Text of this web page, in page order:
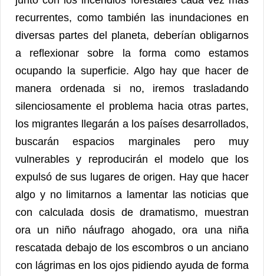
recurrentes, como también las inundaciones en
diversas partes del planeta, deberían obligarnos
a reflexionar sobre la forma como estamos
ocupando la superficie. Algo hay que hacer de
manera ordenada si no, iremos trasladando
silenciosamente el problema hacia otras partes,
los migrantes llegarán a los países desarrollados,
buscarán espacios marginales pero muy
vulnerables y reproducirán el modelo que los
expulsó de sus lugares de origen. Hay que hacer
algo y no limitarnos a lamentar las noticias que
con calculada dosis de dramatismo, muestran
ora un niño náufrago ahogado, ora una niña
rescatada debajo de los escombros o un anciano
con lágrimas en los ojos pidiendo ayuda de forma